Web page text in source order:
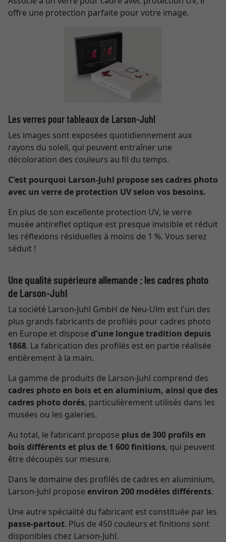
offre une protection parfaite pour votre image.
Les verres pour tableaux de Larson-Juhl
Les images sont exposées quotidiennement aux
rayons du soleil, qui peuvent entraîner une
décoloration des couleurs au fil du temps.
C'est pourquoi Larson-Juhl propose ses cadres photo
avec un verre de protection UV selon vos besoins.
En plus de son excellente protection UV, le verre
musée antireflet optique est presque invisible et réduit
les réflexions résiduelles à moins de 1 %. Vous serez
séduit !
Une qualité supérieure allemande : les cadres photo
de Larson-Juhl
La société Larson-Juhl GmbH de Neu-Ulm est l'un des
plus grands fabricants de profilés pour cadres photo
en Europe et dispose d'une longue tradition depuis
1868. La fabrication des profilés est en partie réalisée
entièrement à la main.
La gamme de produits de Larson-Juhl comprend des
cadres photo en bois et en aluminium, ainsi que des
cadres photo dorés, particulièrement utilisés dans les
musées ou les galeries.
Au total, le fabricant propose plus de 300 profils en
bois différents et plus de 1 600 finitions, qui peuvent
être découpés sur mesure.
Dans le domaine des profilés de cadres en aluminium,
Larson-Juhl propose environ 200 modèles différents.
Une autre spécialité du fabricant est constituée par les
passe-partout. Plus de 450 couleurs et finitions sont
disponibles chez Larson-Juhl.